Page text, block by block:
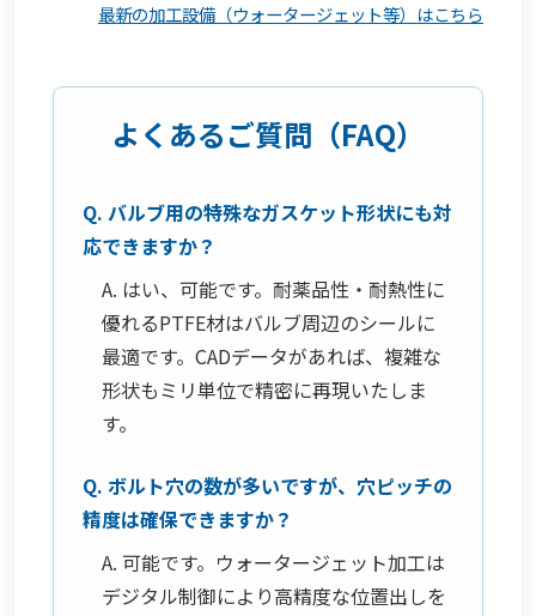
最新の加工設備（ウォータージェット等）はこちら
よくあるご質問（FAQ）
Q. バルブ用の特殊なガスケット形状にも対
応できますか？
A. はい、可能です。耐薬品性・耐熱性に
優れるPTFE材はバルブ周辺のシールに
最適です。CADデータがあれば、複雑な
形状もミリ単位で精密に再現いたしま
す。
Q. ボルト穴の数が多いですが、穴ピッチの
精度は確保できますか？
A. 可能です。ウォータージェット加工は
デジタル制御により高精度な位置出しを